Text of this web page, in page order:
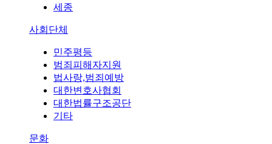
세종
사회단체
민주평등
범죄피해자지원
법사랑,범죄예방
대한변호사협회
대한법률구조공단
기타
문화